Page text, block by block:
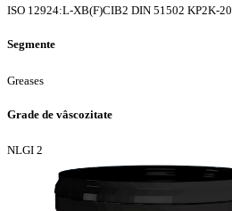
ISO 12924:L-XB(F)CIB2 DIN 51502 KP2K-20
Segmente
Greases
Grade de vâscozitate
NLGI 2